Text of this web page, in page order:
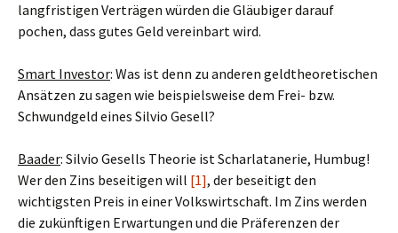
langfristigen Verträgen würden die Gläubiger darauf
pochen, dass gutes Geld vereinbart wird.
Smart Investor: Was ist denn zu anderen geldtheoretischen
Ansätzen zu sagen wie beispielsweise dem Frei- bzw.
Schwundgeld eines Silvio Gesell?
Baader: Silvio Gesells Theorie ist Scharlatanerie, Humbug!
Wer den Zins beseitigen will [1], der beseitigt den
wichtigsten Preis in einer Volkswirtschaft. Im Zins werden
die zukünftigen Erwartungen und die Präferenzen der